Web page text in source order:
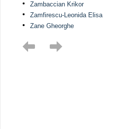
Zambaccian Krikor
Zamfirescu-Leonida Elisa
Zane Gheorghe